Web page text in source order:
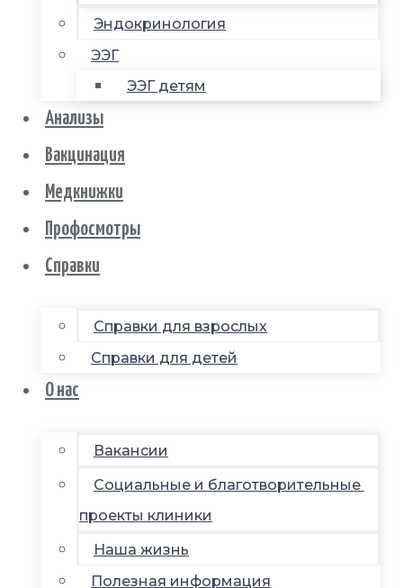
Эндокринология
ЭЭГ
ЭЭГ детям
Анализы
Вакцинация
Медкнижки
Профосмотры
Справки
Справки для взрослых
Справки для детей
О нас
Вакансии
Социальные и благотворительные
проекты клиники
Наша жизнь
Полезная информация